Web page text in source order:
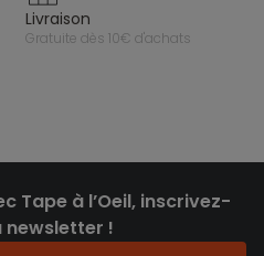
livraison
gratuite dès 10€ d'achats
Tape à l’Oeil, inscrivez-
newsletter !